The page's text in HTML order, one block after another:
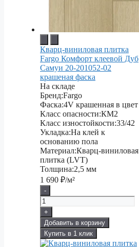
Кварц-виниловая плитка
Fargo Комфорт клеевой Дуб
Самуи 20-201052-02
крашеная фаска
На складе
Бренд:Fargo
Фаска:4V крашенная в цвет
Класс опасности:КМ2
Класс изностойкости:33/42
Укладка:На клей к
основанию пола
Материал:Кварц-виниловая
плитка (LVT)
Толщина:2,5 мм
1 690 ₽/м²
-
+
Добавить в корзину
Купить в 1 клик